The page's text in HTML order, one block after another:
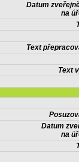
Datum
na
Text
Text
Datum
na